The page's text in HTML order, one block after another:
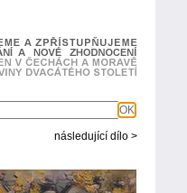
OK
následující dílo >